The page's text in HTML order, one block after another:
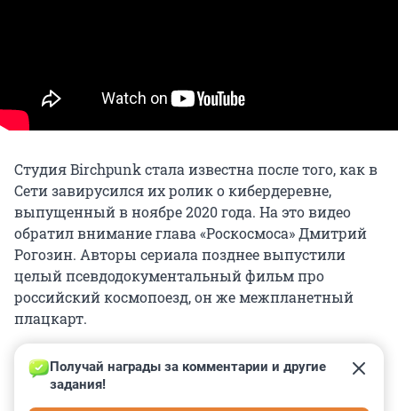
Студия Birchpunk стала известна после того, как в
Сети завирусился их ролик о кибердеревне,
выпущенный в ноябре 2020 года. На это видео
обратил внимание глава «Роскосмоса» Дмитрий
Рогозин. Авторы сериала позднее выпустили
целый псевдодокументальный фильм про
российский космопоезд, он же межпланетный
плацкарт.
Получай награды за комментарии и другие
задания!